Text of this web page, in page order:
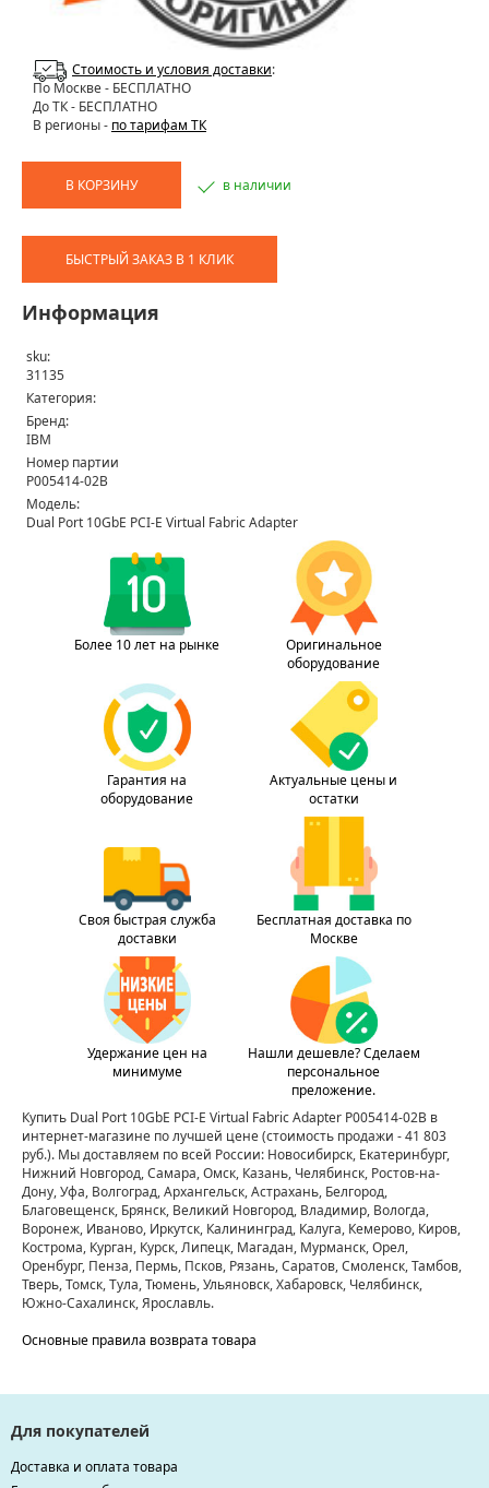
Стоимость и условия доставки:
По Москве- БЕСПЛАТНО
До ТК - БЕСПЛАТНО
В регионы - по тарифам ТК
В КОРЗИНУ в наличии
БЫСТРЫЙ ЗАКАЗ В 1 КЛИК
Информация
sku:
31135
Категория:
Бренд:
IBM
Номер партии
P005414-02B
Модель:
Dual Port 10GbE PCI-E Virtual Fabric Adapter
Более 10 лет на рынке
Оригинальное
оборудование
Гарантия на
оборудование
Актуальные цены и
остатки
Своя быстрая служба
доставки
Бесплатная доставка по
Москве
Удержание цен на
минимуме
Нашли дешевле? Сделаем
персональное
преложение.
Купить Dual Port 10GbE PCI-E Virtual Fabric Adapter P005414-02B в
интернет-магазине по лучшей цене(стоимость продажи - 41 803
руб.). Мы доставляем по всей России: Новосибирск, Екатеринбург,
Нижний Новгород, Самара, Омск, Казань, Челябинск, Ростов-на-
Дону, Уфа, Волгоград, Архангельск, Астрахань, Белгород,
Благовещенск, Брянск, Великий Новгород, Владимир, Вологда,
Воронеж, Иваново, Иркутск, Калининград, Калуга, Кемерово, Киров,
Кострома, Курган, Курск, Липецк, Магадан, Мурманск, Орел,
Оренбург, Пенза, Пермь, Псков, Рязань, Саратов, Смоленск, Тамбов,
Тверь, Томск, Тула, Тюмень, Ульяновск, Хабаровск, Челябинск,
Южно-Сахалинск, Ярославль.
Основные правила возврата товара
Для покупателей
Доставка и оплата товара